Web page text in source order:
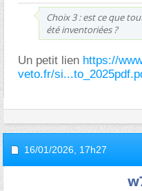
Choix 3 : est ce que
été inventoriées ?
Un petit lien https://
veto.fr/
16/01/2026, 17h27